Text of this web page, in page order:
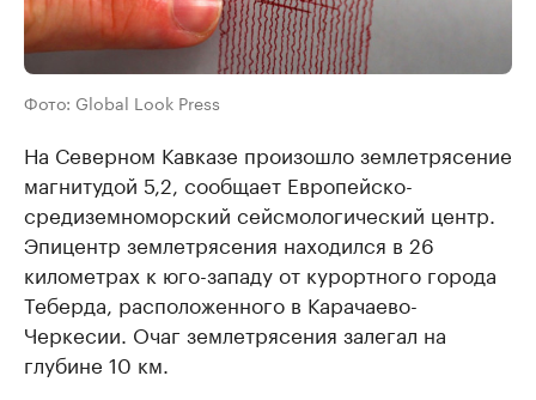
Фото: Global Look Press
На Северном Кавказе произошло землетрясение
магнитудой 5,2, сообщает Европейско-
средиземноморский сейсмологический центр.
Эпицентр землетрясения находился в 26
километрах к юго-западу от курортного города
Теберда, расположенного в Карачаево-
Черкесии. Очаг землетрясения залегал на
глубине 10 км.